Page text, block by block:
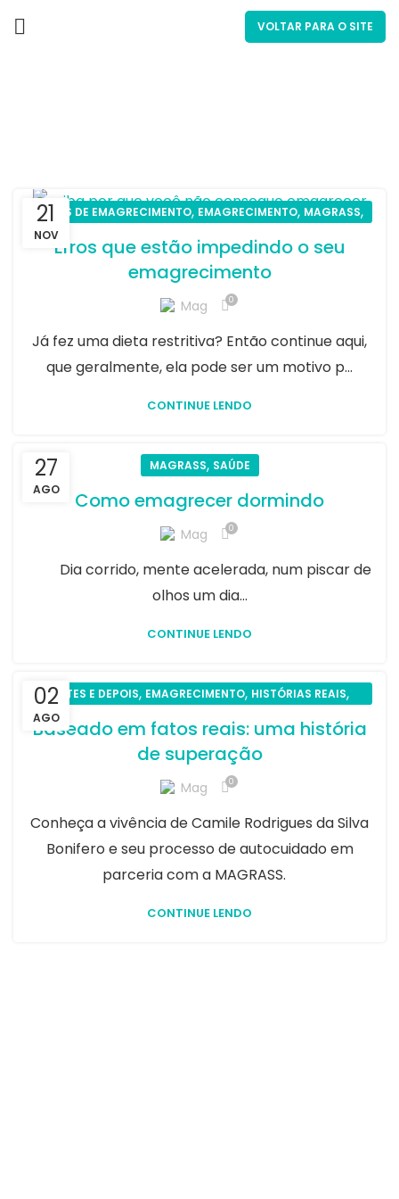
VOLTAR PARA O SITE
21
NOV
DICAS DE EMAGRECIMENTO, EMAGRECIMENTO, MAGRASS,
Erros que estão impedindo o seu
emagrecimento
Mag 0
Já fez uma dieta restritiva? Então continue aqui,
que geralmente, ela pode ser um motivo p...
CONTINUE LENDO
27
AGO
MAGRASS, SAÚDE
Como emagrecer dormindo
Mag 0
Dia corrido, mente acelerada, num piscar de
olhos um dia...
CONTINUE LENDO
02
AGO
ANTES E DEPOIS, EMAGRECIMENTO, HISTÓRIAS REAIS,
Baseado em fatos reais: uma história
de superação
Mag 0
Conheça a vivência de Camile Rodrigues da Silva
Bonifero e seu processo de autocuidado em
parceria com a MAGRASS.
CONTINUE LENDO